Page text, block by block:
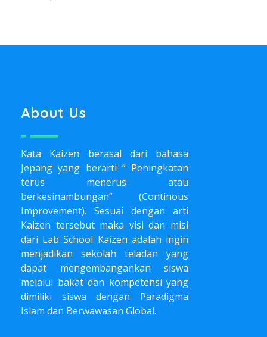
About Us
Kata Kaizen berasal dari bahasa
Jepang yang berarti ” Peningkatan
terus menerus atau
berkesinambungan” (Continous
Improvement). Sesuai dengan arti
Kaizen tersebut maka visi dan misi
dari Lab School Kaizen adalah ingin
menjadikan sekolah teladan yang
dapat mengembangankan siswa
melalui bakat dan kompetensi yang
dimiliki siswa dengan Paradigma
Islam dan Berwawasan Global.